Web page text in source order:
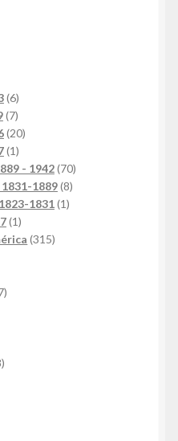
66
produtos
77
produtos
2020
11
produto
- 1942 7070
produtos
1889 88
produtos
1831 11
11
produto
315315
107
8